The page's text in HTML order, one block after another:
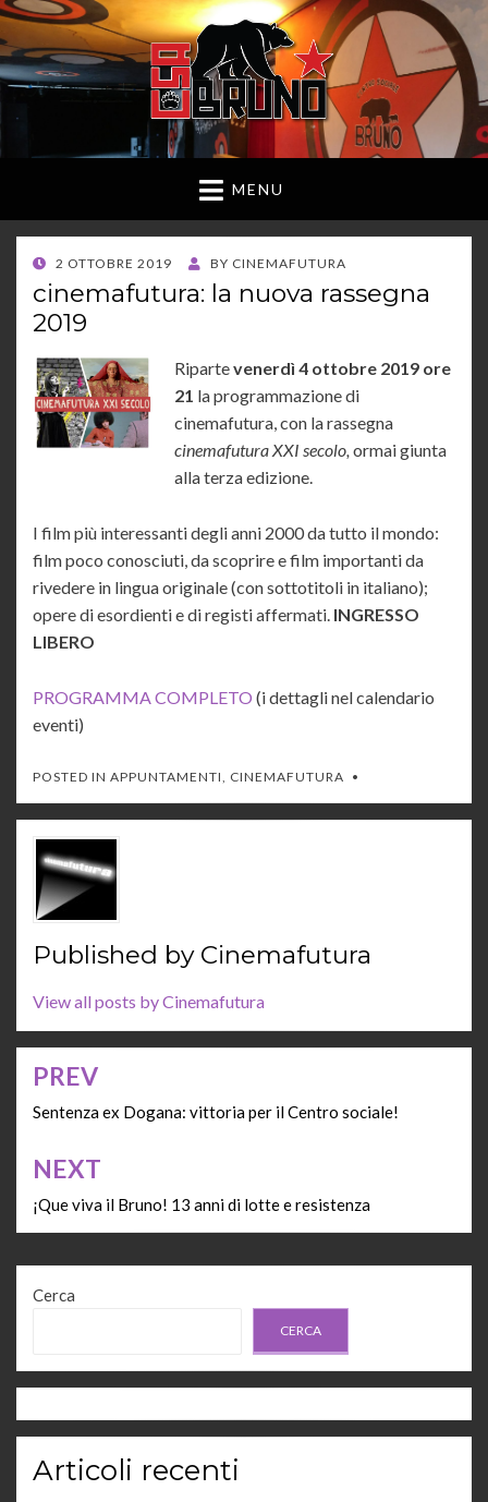
MENU
POSTED
ON
2 OTTOBRE 2019 BY CINEMAFUTURA
cinemafutura: la nuova rassegna
2019
Ripartevenerdì 4 ottobre 2019 ore
21 la programmazione di
cinemafutura, con la rassegna
cinemafutura XXI secolo, ormai giunta
alla terza edizione.
I film più interessanti degli anni 2000 da tutto il mondo:
film poco conosciuti, da scoprire e film importanti da
rivedere in lingua originale (con sottotitoli in italiano);
opere di esordienti e di registi affermati. INGRESSO
LIBERO
PROGRAMMA COMPLETO (i dettagli nel calendario
eventi)
POSTED IN APPUNTAMENTI, CINEMAFUTURA
Published by Cinemafutura
View all posts by Cinemafutura
Navigazione
articoli
PREV
Sentenza ex Dogana: vittoria per il Centro sociale!
NEXT
¡Que viva il Bruno! 13 anni di lotte e resistenza
Cerca
CERCA
Articoli recenti